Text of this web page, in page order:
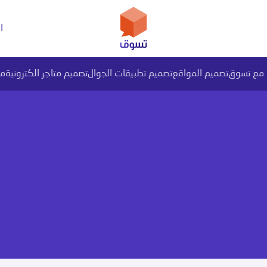
مع تسوقتصميم المواقعتصميم تطبيقات الجوالتصميم متاجر الكترونية